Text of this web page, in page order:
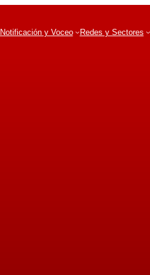
Notificación y Voceo Redes y Sectores